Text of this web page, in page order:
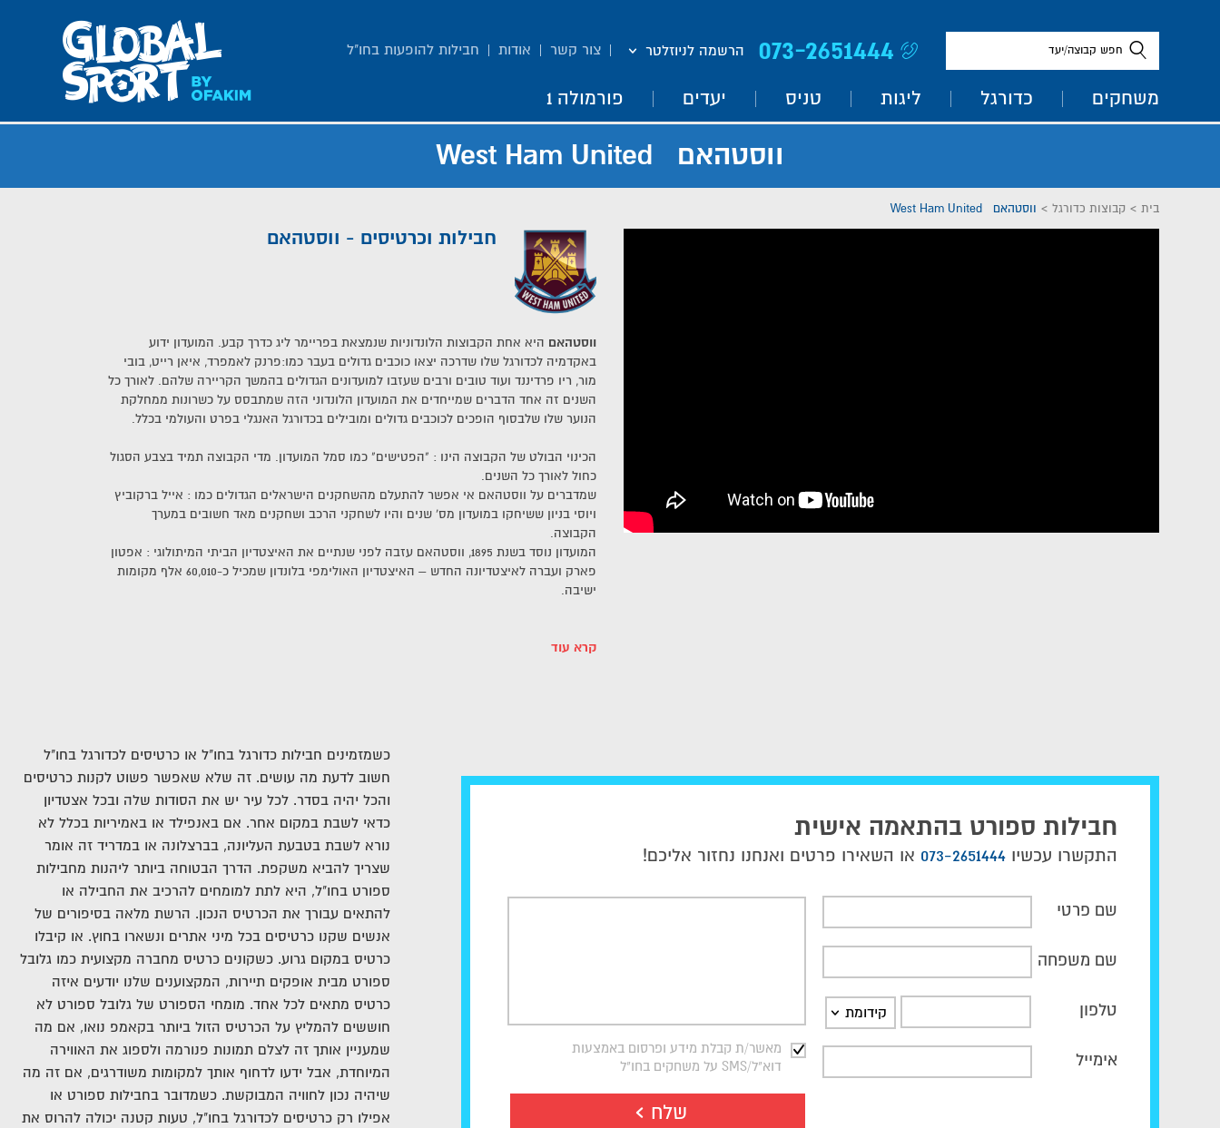
חפש קבוצה/יעד 073-2651444 הרשמה לניוזלטר צור קשר אודות חבילות להופעות בחו"ל
משחקים כדורגל ליגות טניס יעדים פורמולה 1
ווסטהאם West Ham United
בית > קבוצות כדורגל > ווסטהאם West Ham United
חבילות וכרטיסים - ווסטהאם
ווסטהאם היא אחת הקבוצות הלונדוניות שנמצאת בפריימר ליג כדרך קבע. המועדון ידוע
באקדמיה לכדורגל שלו שדרכה יצאו כוכבים גדולים בעבר כמו:פרנק לאמפרד, איאן רייט, בובי
מור, ריו פרדיננד ועוד טובים ורבים שעזבו למועדונים הגדולים בהמשך הקריירה שלהם. לאורך כל
השנים זה אחד הדברים שמייחדים את המועדון הלונדוני הזה שמתבסס על כשרונות ממחלקת
הנוער שלו שלבסוף הופכים לכוכבים גדולים ומובילים בכדורגל האנגלי בפרט והעולמי בכלל.
הכינוי הבולט של הקבוצה הינו : "הפטישים" כמו סמל המועדון. מדי הקבוצה תמיד בצבע הסגול
כחול לאורך כל השנים.
שמדברים על ווסטהאם אי אפשר להתעלם מהשחקנים הישראלים הגדולים כמו : אייל ברקוביץ
ויוסי בניון ששיחקו במועדון מס' שנים והיו לשחקני הרכב ושחקנים מאד חשובים במערך
הקבוצה.
המועדון נוסד בשנת 1895, ווסטהאם עזבה לפני שנתיים את האיצטדיון הביתי המיתולוגי : אפטון
פארק ועברה לאיצטדיונה החדש – האיצטדיון האולימפי בלונדון שמכיל כ-60,010 אלף מקומות
ישיבה.
קרא עוד
כדורגל התקפי ומלהיב עם שילוב כוכבים מהאקדמיה ובירה בלונדון זה מענה מצויין לבקשת
חבילות למשחקי ווסטהאם : לחוות את הכדורגל הלונדוני
אם אתם מחפשים חבילות למשחקי ווסטהאם , אז הגעתם למקום הנכון. חבילות ספורט של
גלובל ספורט מבית אופקים גלובל תיירות נבנו כדי לתת לכם מענה מושלם. בחרו את החבילה
המתאימה לכם והזמינו באתר. לא מצאתם חבילות למשחקי ווסטהאם שמתאימות לכם?
השאירו את פרטיכם ונציגי גלובל ספורט ישמחו להציע לכם חבילות מותאמות אישית עבורכם או
חבילות ספורט בהתאמה אישית
התקשרו עכשיו073-2651444 או השאירו פרטים ואנחנו נחזור אליכם!
שם פרטי
שם משפחה
טלפון קידומת
אימייל
מאשר/ת קבלת מידע ופרסום באמצעות
דוא"ל/SMS על משחקים בחו"ל
שלח
כשמזמינים חבילות כדורגל בחו"ל או כרטיסים לכדורגל בחו"ל
חשוב לדעת מה עושים. זה שלא שאפשר פשוט לקנות כרטיסים
והכל יהיה בסדר. לכל עיר יש את הסודות שלה ובכל אצטדיון
כדאי לשבת במקום אחר. אם באנפילד או באמיריות בכלל לא
נורא לשבת בטבעת העליונה, בברצלונה או במדריד זה אומר
שצריך להביא משקפת. הדרך הבטוחה ביותר ליהנות מחבילות
ספורט בחו"ל, היא לתת למומחים להרכיב את החבילה או
להתאים עבורך את הכרטיס הנכון. הרשת מלאה בסיפורים של
אנשים שקנו כרטיסים בכל מיני אתרים ונשארו בחוץ. או קיבלו
כרטיס במקום גרוע. כשקונים כרטיס מחברה מקצועית כמו גלובל
ספורט מבית אופקים תיירות, המקצוענים שלנו יודעים איזה
כרטיס מתאים לכל אחד. מומחי הספורט של גלובל ספורט לא
חוששים להמליץ על הכרטיס הזול ביותר בקאמפ נואו, אם מה
שמעניין אותך זה לצלם תמונות פנורמה ולספוג את האווירה
המיוחדת, אבל ידעו לדחוף אותך למקומות משודרגים, אם זה מה
שיהיה נכון לחוויה המבוקשת. כשמדובר בחבילות ספורט או
אפילו רק כרטיסים לכדורגל בחו"ל, טעות קטנה יכולה להרוס את